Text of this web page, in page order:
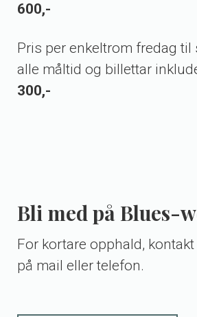
600,-
Pris per enkeltrom fredag til
alle måltid og billettar
300,-
Bli med på Blues-
For kortare opphald,
på mail eller telefon.